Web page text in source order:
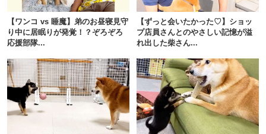
【ワンコ vs 睡魔】弟のお昼寝見守
り中に居眠りが発覚！？ぞろぞろ
応援部隊...
【ずっと会いたかった♡】ショッ
プ店員さんとのやさしい記憶が溢
れ出した柴さん...
pecodogs
pecocats
アプリで開く